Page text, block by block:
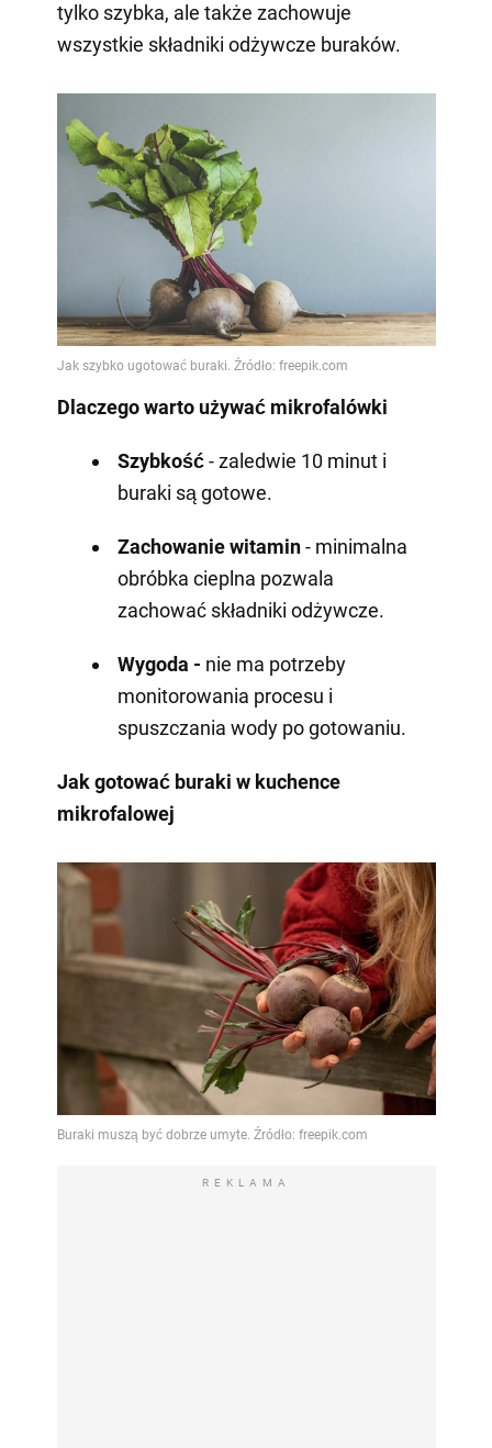
tylko szybka, ale także zachowuje
wszystkie składniki odżywcze buraków.
Dlaczego warto używać mikrofalówki
Szybkość- zaledwie 10 minut i
buraki są gotowe.
Zachowanie witamin- minimalna
obróbka cieplna pozwala
zachować składniki odżywcze.
Wygoda - nie ma potrzeby
monitorowania procesu i
spuszczania wody po gotowaniu.
Jak gotować buraki w kuchence
mikrofalowej
REKLAMA